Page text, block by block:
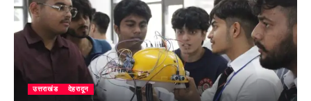
उत्तराखंड देहरादून